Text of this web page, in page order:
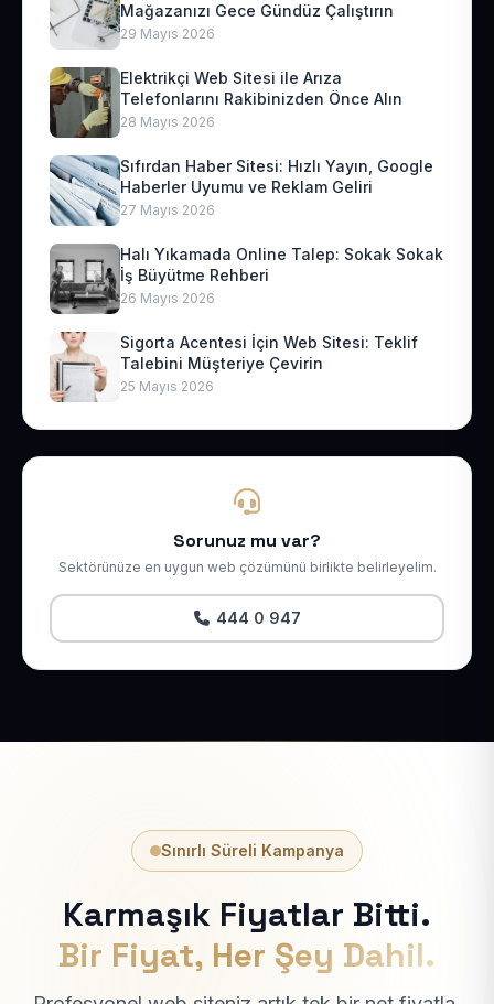
Mağazanızı Gece Gündüz Çalıştırın
29 Mayıs 2026
Elektrikçi Web Sitesi ile Arıza
Telefonlarını Rakibinizden Önce Alın
28 Mayıs 2026
Sıfırdan Haber Sitesi: Hızlı Yayın, Google
Haberler Uyumu ve Reklam Geliri
27 Mayıs 2026
Halı Yıkamada Online Talep: Sokak Sokak
İş Büyütme Rehberi
26 Mayıs 2026
Sigorta Acentesi İçin Web Sitesi: Teklif
Talebini Müşteriye Çevirin
25 Mayıs 2026
Sorunuz mu var?
Sektörünüze en uygun web çözümünü birlikte belirleyelim.
444 0 947
Sınırlı Süreli Kampanya
Karmaşık Fiyatlar Bitti.
Bir Fiyat, Her Şey Dahil.